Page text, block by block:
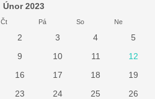
Únor 2023
Čt Pá So Ne
2 3 4
5
9 10 11
12
16 17 18
19
23 24 25
26